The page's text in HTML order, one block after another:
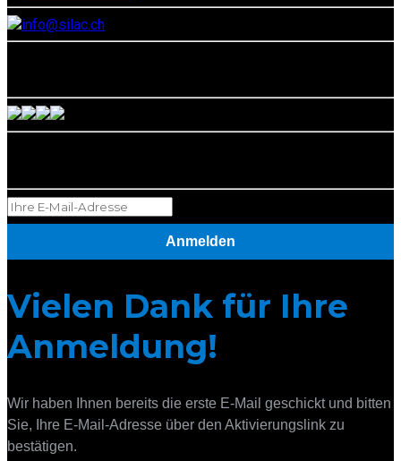
info@silac.ch
Anmelden
Vielen Dank für Ihre
Anmeldung!
Wir haben Ihnen bereits die erste E-Mail geschickt und bitten
Sie, Ihre E-Mail-Adresse über den Aktivierungslink zu
bestätigen.